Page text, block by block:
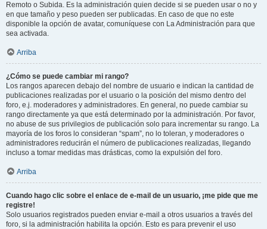
Remoto o Subida. Es la administración quien decide si se pueden usar o no y
en que tamaño y peso pueden ser publicadas. En caso de que no este
disponible la opción de avatar, comuníquese con La Administración para que
sea activada.
Arriba
¿Cómo se puede cambiar mi rango?
Los rangos aparecen debajo del nombre de usuario e indican la cantidad de
publicaciones realizadas por el usuario o la posición del mismo dentro del
foro, e.j. moderadores y administradores. En general, no puede cambiar su
rango directamente ya que está determinado por la administración. Por favor,
no abuse de sus privilegios de publicación solo para incrementar su rango. La
mayoría de los foros lo consideran “spam”, no lo toleran, y moderadores o
administradores reducirán el número de publicaciones realizadas, llegando
incluso a tomar medidas mas drásticas, como la expulsión del foro.
Arriba
Cuando hago clic sobre el enlace de e-mail de un usuario, ¡me pide que me
registre!
Solo usuarios registrados pueden enviar e-mail a otros usuarios a través del
foro, si la administración habilita la opción. Esto es para prevenir el uso